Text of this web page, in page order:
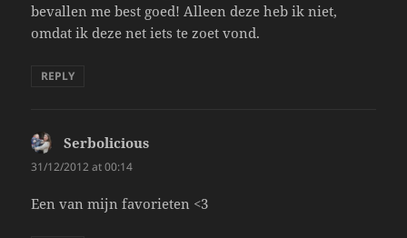
bevallen me best goed! Alleen deze heb ik niet,
omdat ik deze net iets te zoet vond.
REPLY
Serbolicious
31/12/2012 at 00:14
Een van mijn favorieten <3